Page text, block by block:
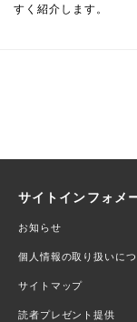
すく紹介します。
サイトインフォメ
お知らせ
個人情報の取り扱いに
サイトマップ
読者プレゼント提供